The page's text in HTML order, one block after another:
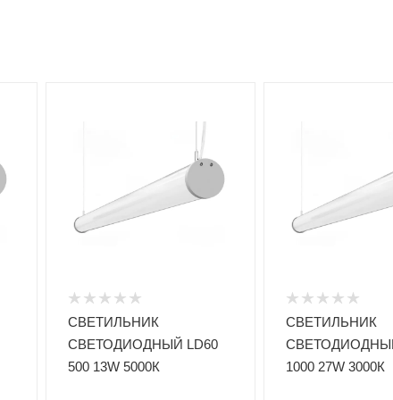
СВЕТИЛЬНИК
СВЕТОДИОДНЫЙ LD60
500 13W 5000К
СВЕТИЛЬНИК
1000 27W 3000К